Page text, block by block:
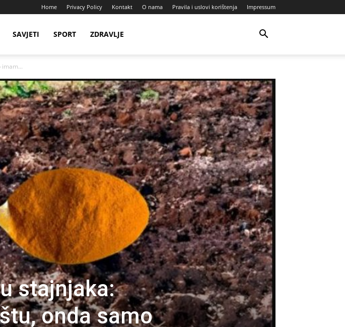
Home Privacy Policy Kontakt O nama Pravila i uslovi korištenja Impressum
SAVJETI SPORT ZDRAVLJE
imam...
stajnjaka:
onda samo